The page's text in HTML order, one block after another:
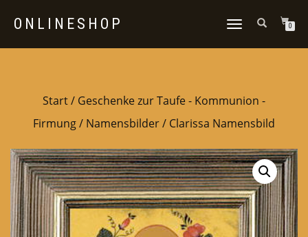
ONLINESHOP
NAVIGATION
0
Start/ Geschenke zur Taufe - Kommunion -
Firmung/ Namensbilder/ Clarissa Namensbild